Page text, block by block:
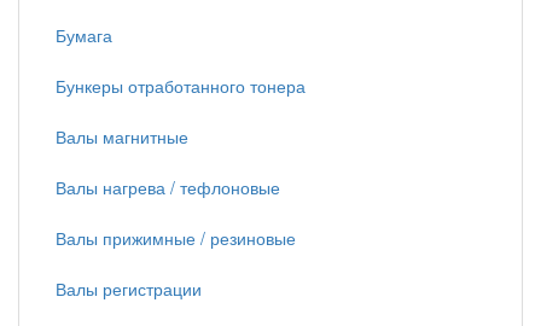
Бумага
Бункеры отработанного тонера
Валы магнитные
Валы нагрева / тефлоновые
Валы прижимные / резиновые
Валы регистрации